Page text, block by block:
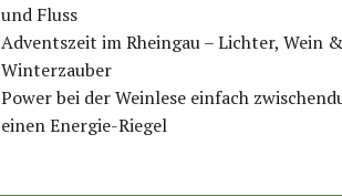
und Fluss
Adventszeit im Rheingau – Lichter, Wein &
Winterzauber
Power bei der Weinlese einfach
einen Energie-Riegel